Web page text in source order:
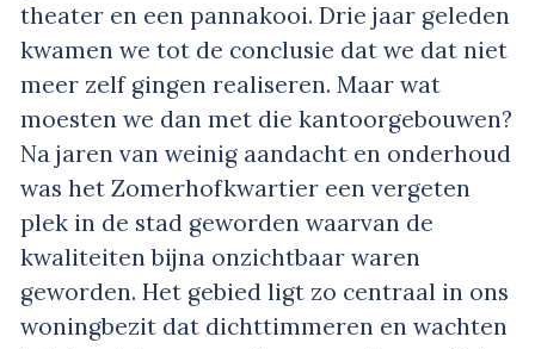
theater en een pannakooi. Drie jaar geleden
kwamen we tot de conclusie dat we dat niet
meer zelf gingen realiseren. Maar wat
moesten we dan met die kantoorgebouwen?
Na jaren van weinig aandacht en onderhoud
was het Zomerhofkwartier een vergeten
plek in de stad geworden waarvan de
kwaliteiten bijna onzichtbaar waren
geworden. Het gebied ligt zo centraal in ons
woningbezit dat dichttimmeren en wachten